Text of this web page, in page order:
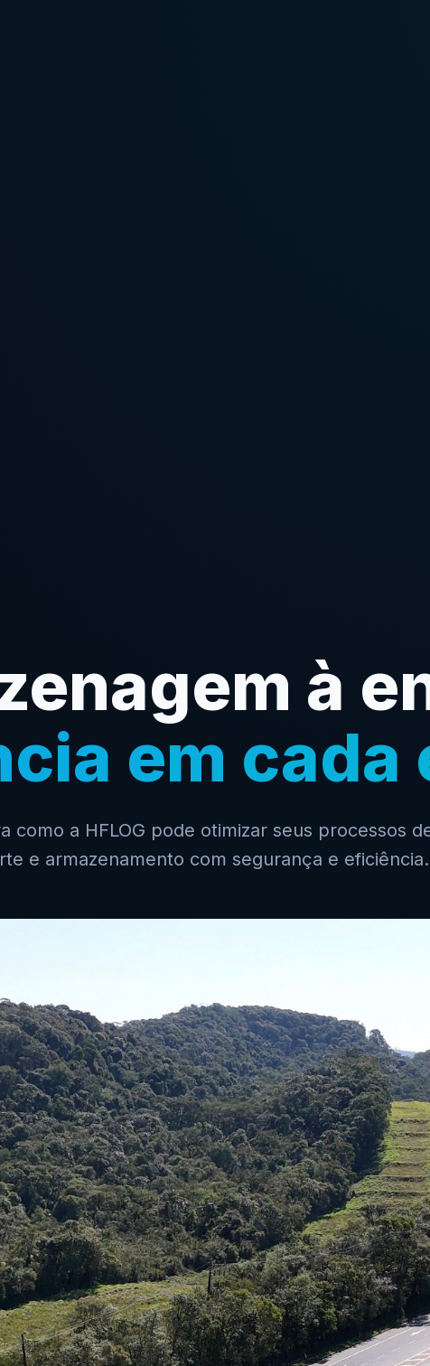
à
em cada
como a HFLOG pode otimizar seus processos
e armazenamento com segurança e eficiência.